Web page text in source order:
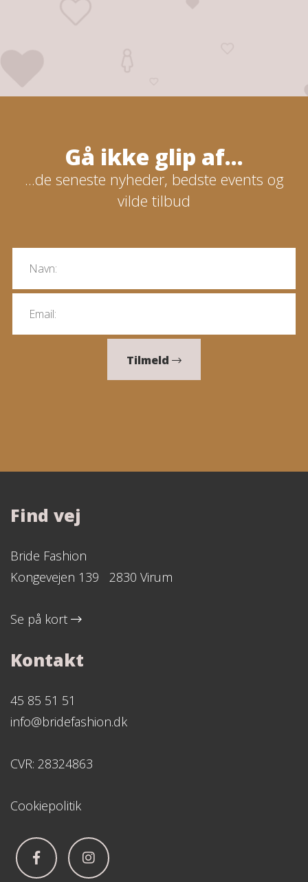
Gå ikke glip af...
...de seneste nyheder, bedste events og
vilde tilbud
Tilmeld
Find vej
Bride Fashion
Kongevejen 139 2830 Virum
Se på kort
Kontakt
45 85 51 51
info@bridefashion.dk
CVR: 28324863
Cookiepolitik